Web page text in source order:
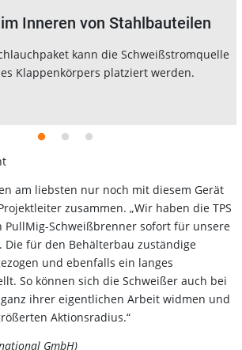
Inneren von Stahlbauteilen
kann die Schweißstromquelle
Klappenkörpers platziert werden.
am liebsten nur noch mit diesem Gerät
zusammen. „Wir haben die TPS
PullMig-Schweißbrenner sofort für unsere
Die für den Behälterbau zuständige
und ebenfalls ein langes
So können sich die Schweißer auch bei
ihrer eigentlichen Arbeit widmen und
Aktionsradius.“
GmbH)